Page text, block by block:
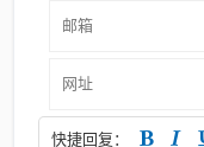
快捷回复：